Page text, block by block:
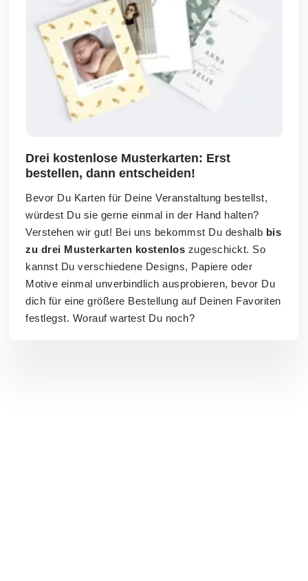
Drei kostenlose Musterkarten: Erst
bestellen, dann entscheiden!
Bevor Du Karten für Deine Veranstaltung bestellst,
würdest Du sie gerne einmal in der Hand halten?
Verstehen wir gut! Bei uns bekommst Du deshalb bis
zu drei Musterkarten kostenlos zugeschickt. So
kannst Du verschiedene Designs, Papiere oder
Motive einmal unverbindlich ausprobieren, bevor Du
dich für eine größere Bestellung auf Deinen Favoriten
festlegst. Worauf wartest Du noch?